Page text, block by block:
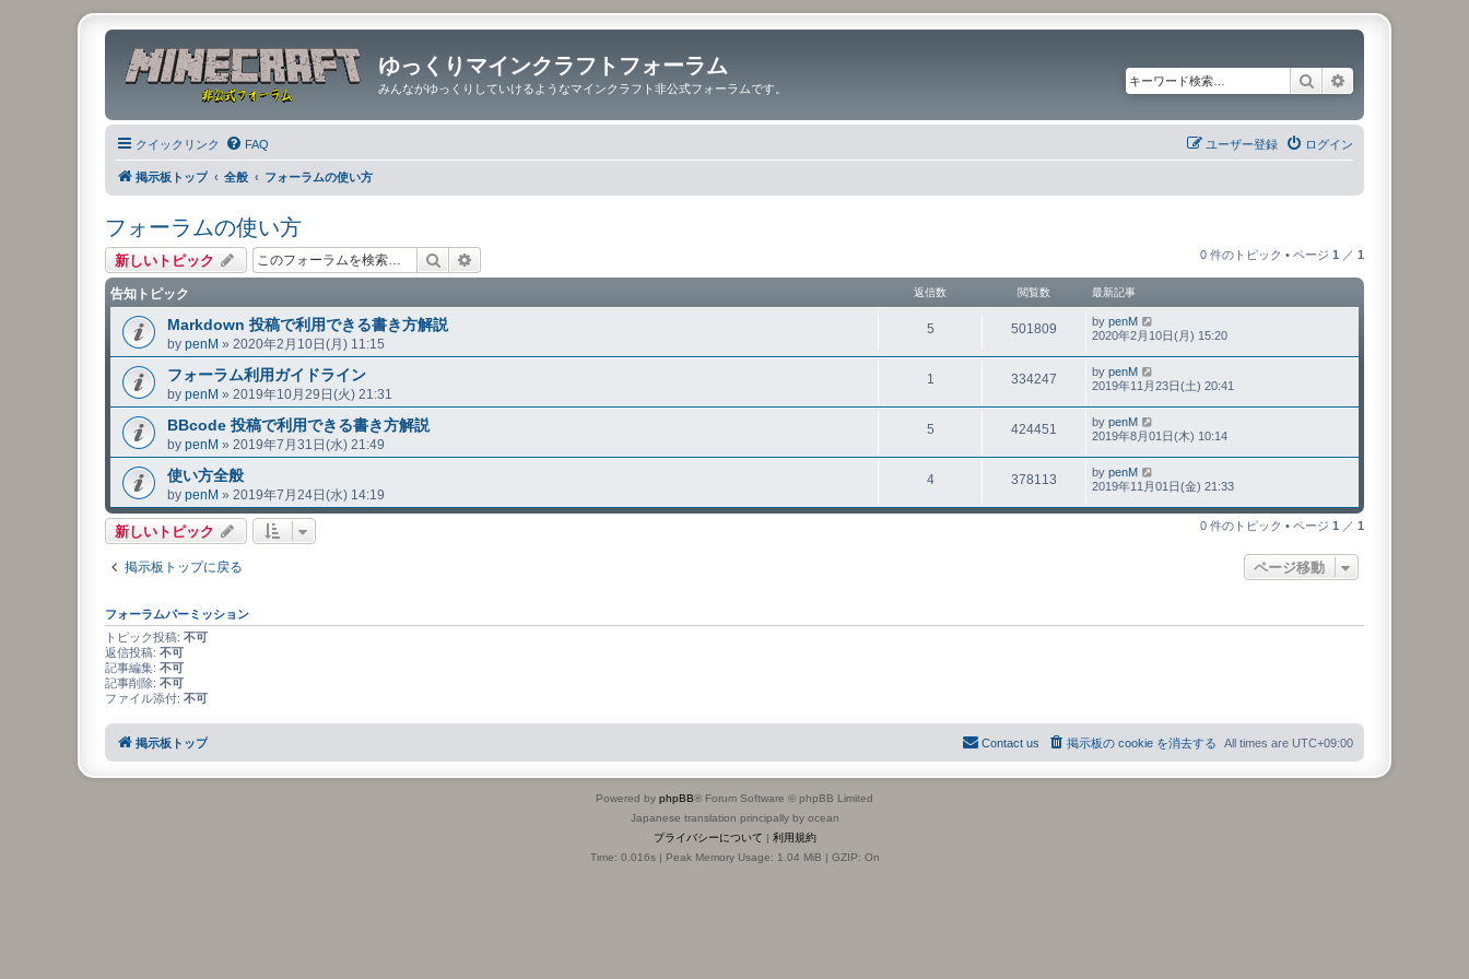
ゆっくりマインクラフトフォーラム
みんながゆっくりしていけるようなマインクラフト非公式フォーラムです。 検索
クイックリンク FAQ ログイン
ユーザー登録
掲示板トップ 全般 フォーラムの使い方
フォーラムの使い方
新しいトピック 検索 0 件のトピック • ページ 1 ／ 1
告知トピック 返信数 閲覧数 最新記事
Markdown 投稿で利用できる書き方解説
by penM » 2020年2月10日(月) 11:15
5 501809 by penM
2020年2月10日(月) 15:20
フォーラム利用ガイドライン
by penM » 2019年10月29日(火) 21:31
1 334247 by penM
2019年11月23日(土) 20:41
BBcode 投稿で利用できる書き方解説
by penM » 2019年7月31日(水) 21:49
5 424451 by penM
2019年8月01日(木) 10:14
使い方全般
by penM » 2019年7月24日(水) 14:19
4 378113 by penM
2019年11月01日(金) 21:33
新しいトピック 0 件のトピック • ページ 1 ／ 1
掲示板トップに戻る ページ移動
フォーラムパーミッション
トピック投稿: 不可
返信投稿: 不可
記事編集: 不可
記事削除: 不可
ファイル添付: 不可
掲示板トップ All times are UTC+09:00
掲示板の cookie を消去する
Contact us
Powered by phpBB® Forum Software © phpBB Limited
Japanese translation principally by ocean
プライバシーについて | 利用規約
Time: 0.016s| Peak Memory Usage: 1.04 MiB | GZIP: On